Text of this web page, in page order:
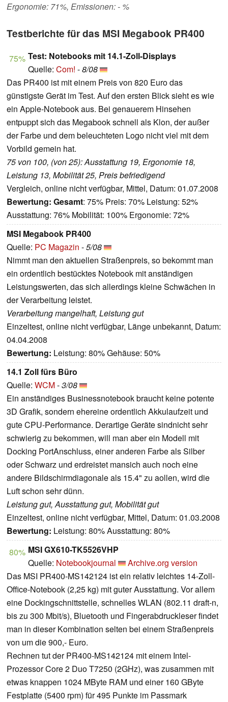
Ergonomie: 71%, Emissionen: - %
Testberichte für das MSI Megabook PR400
75% Test: Notebooks mit 14.1-Zoll-Displays
Quelle: Com! -8/08
Das PR400 ist mit einem Preis von 820 Euro das
günstigste Gerät im Test. Auf den ersten Blick sieht es wie
ein Apple-Notebook aus. Bei genauerem Hinsehen
entpuppt sich das Megabook schnell als Klon, der außer
der Farbe und dem beleuchteten Logo nicht viel mit dem
Vorbild gemein hat.
75 von 100, (von 25): Ausstattung 19, Ergonomie 18,
Leistung 13, Mobilität 25, Preis befriedigend
Vergleich, online nicht verfügbar, Mittel, Datum: 01.07.2008
Bewertung: Gesamt: 75% Preis: 70% Leistung: 52%
Ausstattung: 76% Mobilität: 100% Ergonomie: 72%
MSI Megabook PR400
Quelle: PC Magazin -5/08
Nimmt man den aktuellen Straßenpreis, so bekommt man
ein ordentlich bestücktes Notebook mit anständigen
Leistungswerten, das sich allerdings kleine Schwächen in
der Verarbeitung leistet.
Verarbeitung mangelhaft, Leistung gut
Einzeltest, online nicht verfügbar, Länge unbekannt, Datum:
04.04.2008
Bewertung: Leistung: 80% Gehäuse: 50%
14.1 Zoll fürs Büro
Quelle: WCM-3/08
Ein anständiges Businessnotebook braucht keine potente
3D Grafik, sondern ehereine ordentlich Akkulaufzeit und
gute CPU-Performance. Derartige Geräte sindnicht sehr
schwierig zu bekommen, will man aber ein Modell mit
Docking PortAnschluss, einer anderen Farbe als Silber
oder Schwarz und erdreistet mansich auch noch eine
andere Bildschirmdiagonale als 15.4" zu aollen, wird die
Luft schon sehr dünn.
Leistung gut, Ausstattung gut, Mobilität gut
Einzeltest, online nicht verfügbar, Mittel, Datum: 01.03.2008
Bewertung: Leistung: 80% Ausstattung: 80%
80% MSI GX610-TK5526VHP
Quelle: Notebookjournal
Archive.org version
Das MSI PR400-MS142124 ist ein relativ leichtes 14-Zoll-
Office-Notebook (2,25 kg) mit guter Ausstattung. Vor allem
eine Dockingschnittstelle, schnelles WLAN (802.11 draft-n,
bis zu 300 Mbit/s), Bluetooth und Fingerabdruckleser findet
man in dieser Kombination selten bei einem Straßenpreis
von um die 900,- Euro.
Rechnen tut der PR400-MS142124 mit einem Intel-
Prozessor Core 2 Duo T7250 (2GHz), was zusammen mit
etwas knappen 1024 MByte RAM und einer 160 GByte
Festplatte (5400 rpm) für 495 Punkte im Passmark